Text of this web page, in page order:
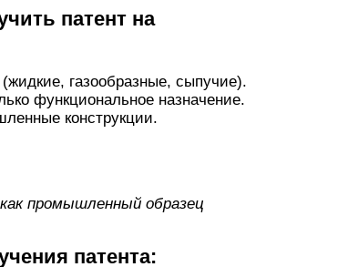
патент на
газообразные, сыпучие).
функциональное назначение.
конструкции.
промышленный образец
патента: